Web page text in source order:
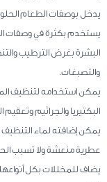
يدخل بوصفات الطعام
يستخدم بكثرة في وصفات
البشرة بغرض الترطيب
والتصبغات.
يمكن استخدامه لتنظيف
البكتيريا والجراثيم وتعقيم
يمكن إضافته لماء التنظيف
عطرية منعشة ولا تسبب
يضاف للمخللات بكل